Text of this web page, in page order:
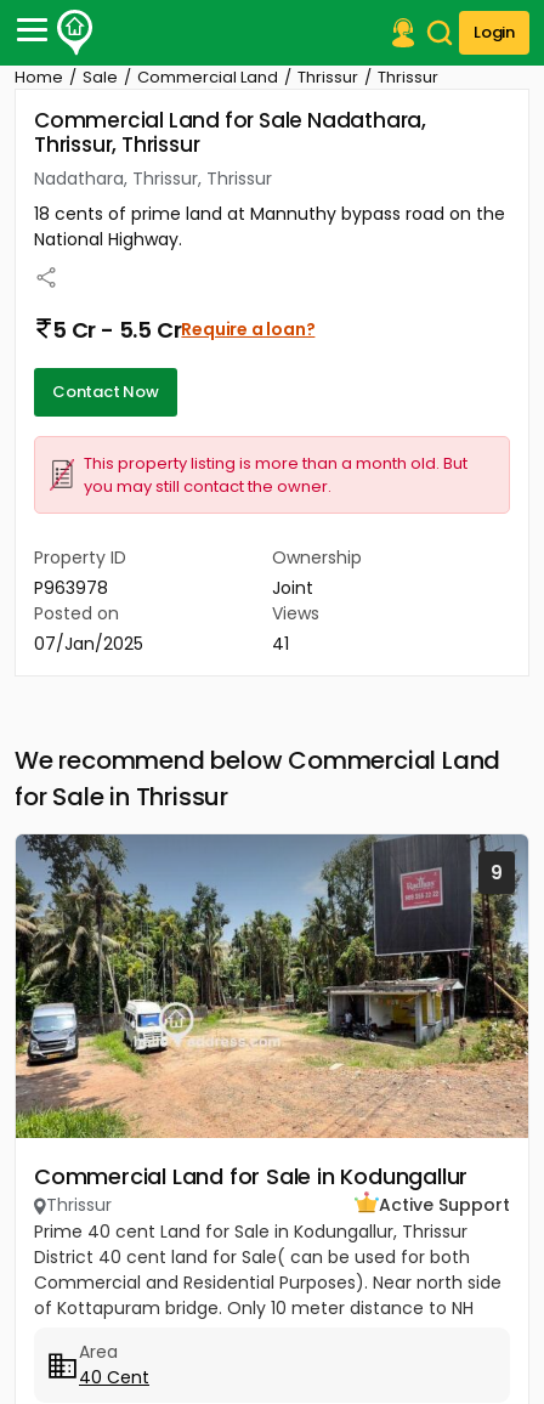
Login
Post Your Property
Post Your Requirement
Properties for Sale
Properties for Rent
Premium Projects
Finance Center
Contact Us
Home Sale Commercial Land Thrissur Thrissur
Commercial Land for Sale Nadathara,
Thrissur, Thrissur
Nadathara, Thrissur, Thrissur
18 cents of prime land at Mannuthy bypass road on the
National Highway.
5 Cr - 5.5 CrRequire a loan?
Contact Now
This property listing is more than a month old. But
you may still contact the owner.
Property ID
P963978
Ownership
Joint
Posted on
07/Jan/2025
Views
41
We recommend below Commercial Land
for Sale in Thrissur
9
Commercial Land for Sale in Kodungallur
Thrissur
Active Support
Prime 40 cent Land for Sale in Kodungallur, Thrissur
District 40 cent land for Sale( can be used for both
Commercial and Residential Purposes). Near north side
of Kottapuram bridge. Only 10 meter distance to NH
Area
40 Cent